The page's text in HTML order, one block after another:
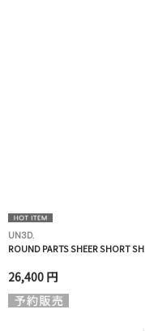
UN3D.
ROUND PARTS SHEER SHORT SH
26,400 円